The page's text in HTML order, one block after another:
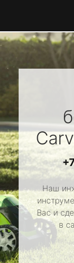
Наш
Вас и
в